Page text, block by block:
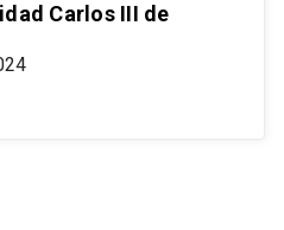
Carlos III de